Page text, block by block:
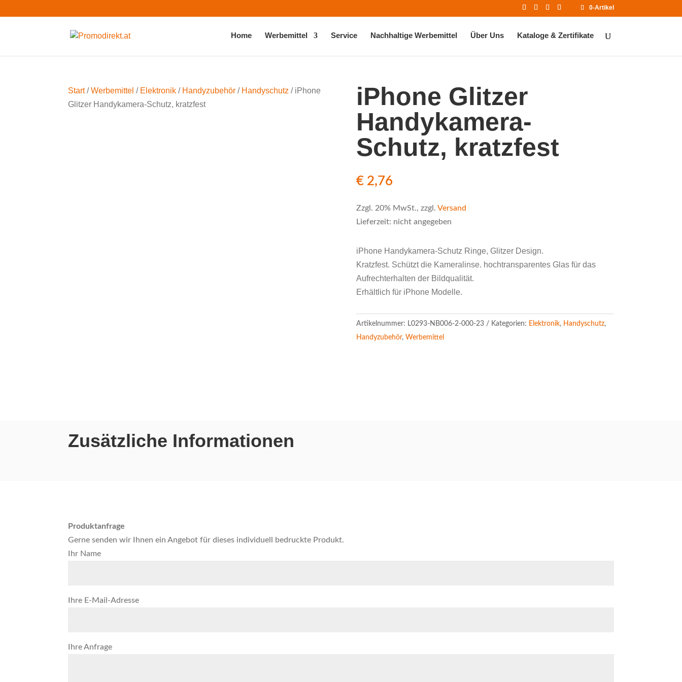
0-Artikel
Home Werbemittel Service Nachhaltige Werbemittel Über Uns Kataloge & Zertifikate
Start/Werbemittel / Elektronik / Handyzubehör / Handyschutz / iPhone
Glitzer Handykamera-Schutz, kratzfest
iPhone Glitzer
Handykamera-
Schutz, kratzfest
€2,76
Zzgl. 20% MwSt., zzgl. Versand
Lieferzeit: nicht angegeben
iPhone Handykamera-Schutz Ringe, Glitzer Design.
Kratzfest. Schützt die Kameralinse. hochtransparentes Glas für das
Aufrechterhalten der Bildqualität.
Erhältlich für iPhone Modelle.
Artikelnummer: L0293-NB006-2-000-23 Kategorien: Elektronik, Handyschutz,
Handyzubehör, Werbemittel
Zusätzliche Informationen
Produktanfrage
Gerne senden wir Ihnen ein Angebot für dieses individuell bedruckte Produkt.
Ihr Name
Ihre E-Mail-Adresse
Ihre Anfrage